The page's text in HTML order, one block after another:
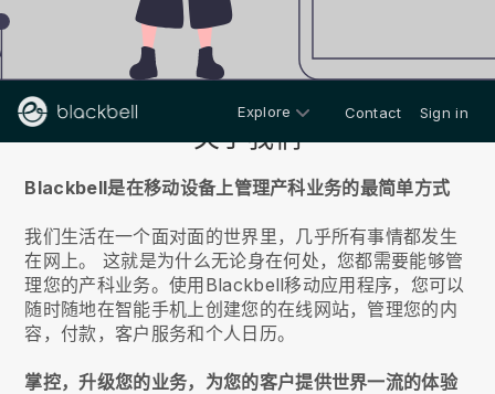
Explore Contact Sign in
关于我们
Blackbell是在移动设备上管理产科业务的最简单方式
我们生活在一个面对面的世界里，几乎所有事情都发生
在网上。 这就是为什么无论身在何处，您都需要能够管
理您的产科业务。 使用 Blackbell移动应用程序，您可以
随时随地在智能手机上创建您的在线网站，管理您的内
容，付款，客户服务和个人日历。
掌控，升级您的业务，为您的客户提供世界一流的体验